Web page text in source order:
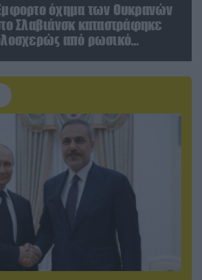
όχημα των Ουκρανών
Σλαβιάνσκ καταστράφηκε
από ρωσικό